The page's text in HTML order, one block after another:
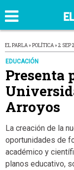
EL PARLA » POLÍTICA » 2 SEP
EDUCACIÓN
Presenta
Arroyos
La creación de la
oportunidades de
académico y
planos educativo,